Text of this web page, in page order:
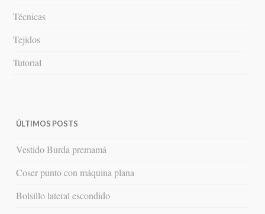
Técnicas
Tejidos
Tutorial
ÚLTIMOS POSTS
Vestido Burda premamá
Coser punto con máquina plana
Bolsillo lateral escondido